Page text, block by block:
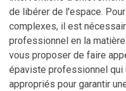
de libérer de l'espace.
complexes, il est
professionnel en la
vous proposer de faire
épaviste professionnel
appropriés pour garantir